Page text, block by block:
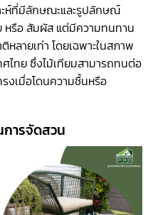
ะห์ที่มีลักษณะและรูปลักษณ์
หรือ สัมผัส แต่มีความทนทาน
ลายเท่า โดยเฉพาะในสภาพ
ไทย ซึ่งไม้เทียมสามารถทนต่อ
งเมื่อโดนความชื้นหรือ
การจัดสวน